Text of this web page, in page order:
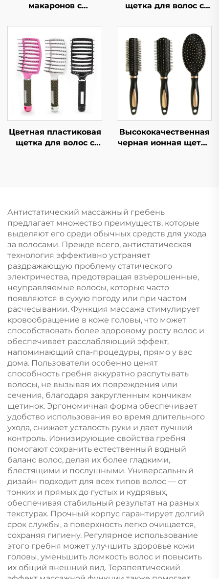
макаронов с
безопасности, щетка
для волос для
студентов,
портативная
воздушная щетка для
женщин, массажная
щетка
щетка для волос с
экологичная
пластиковая прочная
модная оптовая
продажа
обыкновенной
расчески, головка
щетки для мытых
волос
Цветная пластиковая
щетка для волос с
Высококачественная
черная ионная щетка
массажная расческа
с антистатической
ребристой
конструкцией для
укладки вьющихся
волос в салоне
Антистатический массажный гребень
предлагает множество преимуществ, которые
выделяют его среди обычных средств для ухода
за волосами. Прежде всего, антистатическая
технология эффективно устраняет
раздражающую проблему статического
электричества, предотвращая взъерошенные,
неуправляемые волосы, которые часто
появляются в сухую погоду или при частом
расчесывании. Функция массажа стимулирует
кровообращение в коже головы, что может
способствовать более здоровому росту волос и
обеспечивает расслабляющий эффект,
напоминающий спа-процедуры, прямо у вас
дома. Пользователи особенно ценят
способность гребня аккуратно распутывать
волосы, не вызывая их повреждения или
сечения, благодаря закругленным кончикам
щетинок. Эргономичная форма обеспечивает
удобство использования во время длительного
ухода, снижает усталость руки и дает лучший
контроль. Ионизирующие свойства гребня
помогают сохранить естественный водный
баланс волос, делая их более гладкими,
блестящими и послушными. Универсальный
дизайн подходит для всех типов волос — от
тонких и прямых до густых и кудрявых,
обеспечивая стабильный результат на разных
текстурах. Прочный корпус гарантирует долгий
срок службы, а поверхность легко очищается,
сохраняя гигиену. Регулярное использование
этого гребня может улучшить здоровье кожи
головы, уменьшить ломкость волос и повысить
их общий внешний вид. Терапевтический